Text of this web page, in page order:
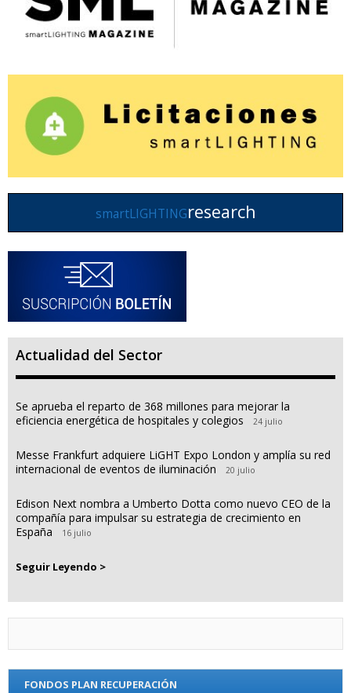
smartLIGHTINGresearch
Actualidad del Sector
Se aprueba el reparto de 368 millones para mejorar la
eficiencia energética de hospitales y colegios
24 julio
Messe Frankfurt adquiere LiGHT Expo London y amplía su red
internacional de eventos de iluminación
20 julio
Edison Next nombra a Umberto Dotta como nuevo CEO de la
compañía para impulsar su estrategia de crecimiento en
España
16 julio
Seguir Leyendo >
FONDOS PLAN RECUPERACIÓN